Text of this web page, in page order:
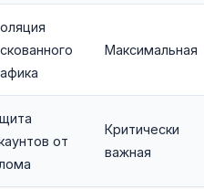
Максимальная
от
Критически
важная